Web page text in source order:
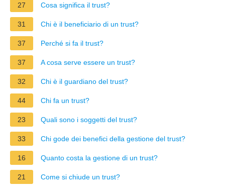
27 Cosa significa il trust?
31 Chi è il beneficiario di un trust?
37 Perché si fa il trust?
37 A cosa serve essere un trust?
32 Chi è il guardiano del trust?
44 Chi fa un trust?
23 Quali sono i soggetti del trust?
33 Chi gode dei benefici della gestione del trust?
16 Quanto costa la gestione di un trust?
21 Come si chiude un trust?